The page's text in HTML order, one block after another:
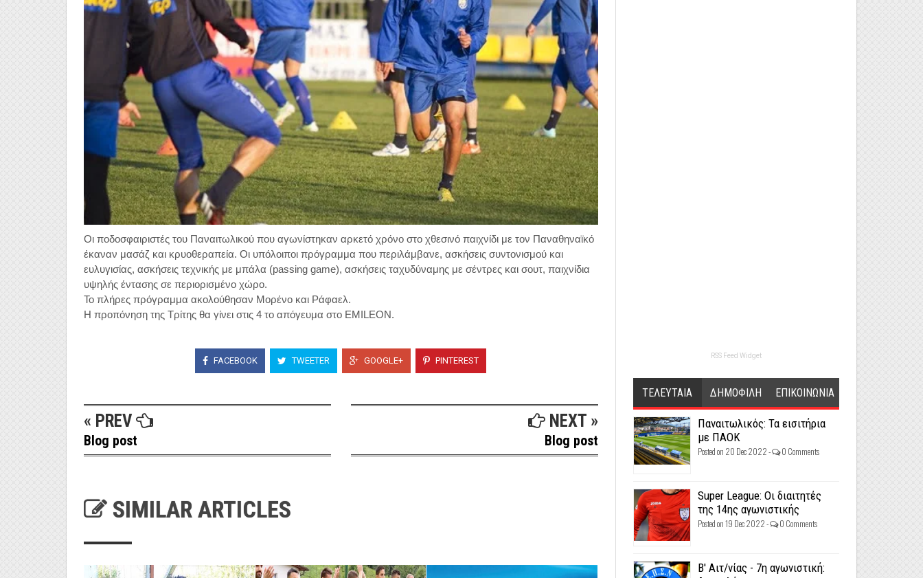
Οι ποδοσφαιριστές του Παναιτωλικού που αγωνίστηκαν αρκετό χρόνο στο χθεσινό παιχνίδι με τον Παναθηναϊκό
έκαναν μασάζ και κρυοθεραπεία. Οι υπόλοιποι πρόγραμμα που περιλάμβανε, ασκήσεις συντονισμού και
ευλυγισίας, ασκήσεις τεχνικής με μπάλα (passing game), ασκήσεις ταχυδύναμης με σέντρες και σουτ, παιχνίδια
υψηλής έντασης σε περιορισμένο χώρο.
Το πλήρες πρόγραμμα ακολούθησαν Μορένο και Ράφαελ.
Η προπόνηση της Τρίτης θα γίνει στις 4 το απόγευμα στο EMILEON.
FACEBOOK TWEETER GOOGLE+ PINTEREST
« PREV
Blog post
NEXT »
Blog post
SIMILAR ARTICLES
RSS Feed Widget
ΤΕΛΕΥΤΑΙΑ ΔΗΜΟΦΙΛΗ ΕΠΙΚΟΙΝΩΝΙΑ
Παναιτωλικός: Τα εισιτήρια
με ΠΑΟΚ
Posted on 20 Dec 2022 - 0 Comments
Super League: Οι διαιτητές
της 14ης αγωνιστικής
Posted on 19 Dec 2022 - 0 Comments
Β' Αιτ/νίας - 7η αγωνιστική: